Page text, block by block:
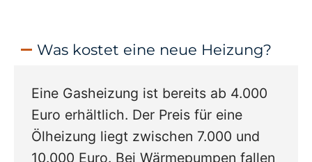
Was kostet eine neue Heizung?
Eine Gasheizung ist bereits ab 4.000
Euro erhältlich. Der Preis für eine
Ölheizung liegt zwischen 7.000 und
10.000 Euro. Bei Wärmepumpen fallen